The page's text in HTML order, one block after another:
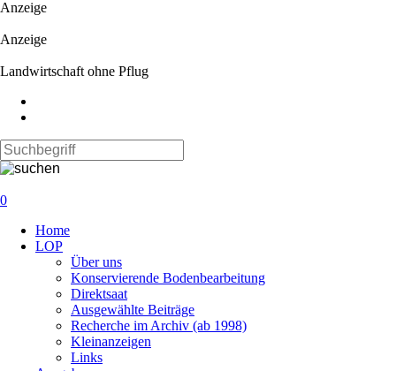
Anzeige
Anzeige
Landwirtschaft ohne Pflug
0
überspringen
Home
LOP
Über uns
Konservierende Bodenbearbeitung
Direktsaat
Ausgewählte Beiträge
Recherche im Archiv (ab 1998)
Kleinanzeigen
Links